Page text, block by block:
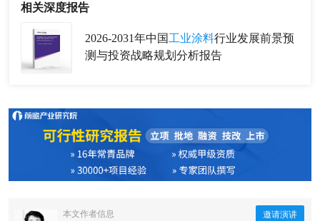
相关深度报告
2026-2031年中国 工业涂料行业发展前景预
测与投资战略规划分析报告
本文作者信息 邀请演讲